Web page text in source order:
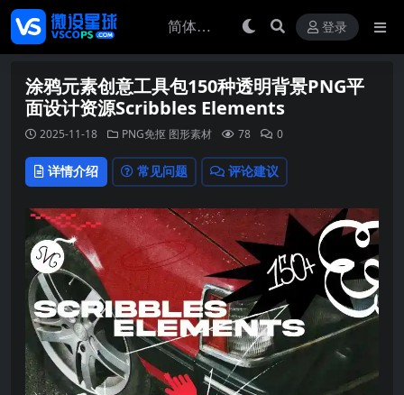
登录
涂鸦元素创意工具包150种透明背景PNG平
面设计资源Scribbles Elements
2025-11-18 PNG免抠 图形素材 78 0
详情介绍 常见问题 评论建议